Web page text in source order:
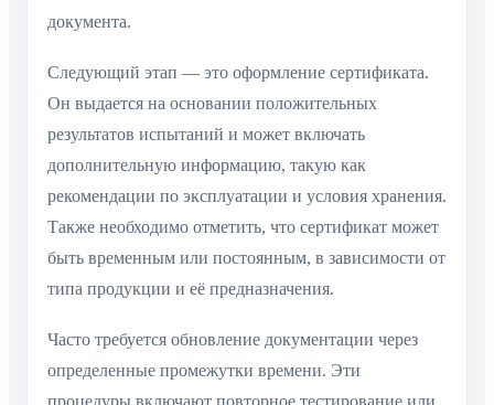
документа.
Следующий этап — это оформление сертификата.
Он выдается на основании положительных
результатов испытаний и может включать
дополнительную информацию, такую как
рекомендации по эксплуатации и условия хранения.
Также необходимо отметить, что сертификат может
быть временным или постоянным, в зависимости от
типа продукции и её предназначения.
Часто требуется обновление документации через
определенные промежутки времени. Эти